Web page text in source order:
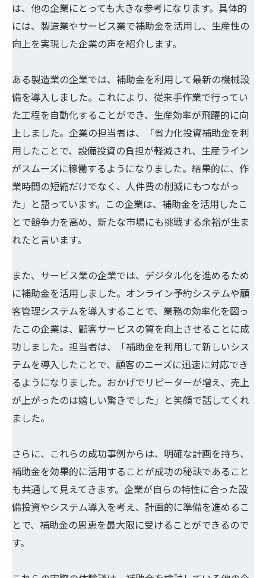
は、他の企業にとっても大きな参考になります。具体的
には、製造業やサービス業で補助金を活用し、生産性の
向上を実現した企業の声を紹介します。
ある製造業の企業では、補助金を利用して最新の機械設
備を導入しました。これにより、従来手作業で行ってい
た工程を自動化することができ、生産効率が飛躍的に向
上しました。企業の担当者は、「省力化投資補助金を利
用したことで、設備投資の負担が軽減され、生産ライン
がスムーズに稼働するようになりました。結果的に、作
業時間の短縮だけでなく、人件費の削減にもつながっ
た」と語っています。この企業は、補助金を活用したこ
とで競争力を高め、新たな市場にも挑戦する余裕が生ま
れたと言います。
また、サービス業の企業では、デジタル化を進めるため
に補助金を活用しました。オンライン予約システムや顧
客管理システムを導入することで、業務の効率化を図っ
たこの企業は、顧客サービスの質を向上させることに成
功しました。担当者は、「補助金を利用して新しいシス
テムを導入したことで、顧客のニーズに迅速に対応でき
るようになりました。おかげでリピーターが増え、売上
が上がったのは嬉しい驚きでした」と笑顔で話してくれ
ました。
さらに、これらの成功事例からは、明確な計画を持ち、
補助金を効果的に活用することが成功の秘訣であること
も共通して見えてきます。企業が自らの特性に合った設
備投資やシステム導入を考え、計画的に準備を進めるこ
とで、補助金の恩恵を最大限に受けることができるので
す。